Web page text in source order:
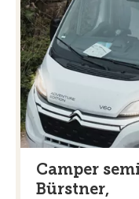
Camper
Bürstner,